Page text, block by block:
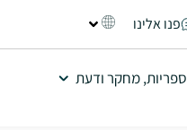
פנו אלינו
ספריות, מחקר ודעת